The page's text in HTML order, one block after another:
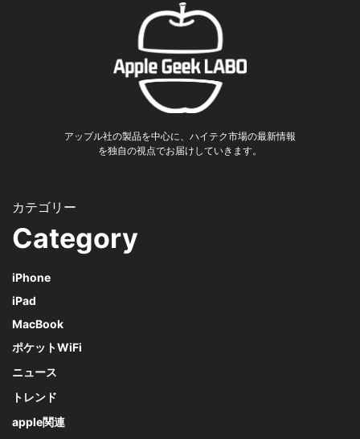
アップル社の製品を中心に、ハイテク市場の最新情報
を独自の視点でお届けしていきます。
Category
iPhone
iPad
MacBook
ポケットWiFi
ニュース
トレンド
apple関連